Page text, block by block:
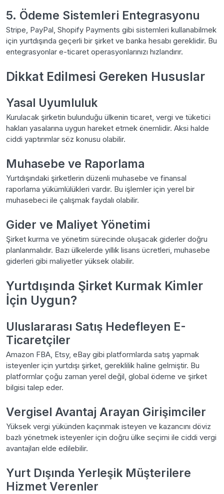
5. Ödeme Sistemleri Entegrasyonu
Stripe, PayPal, Shopify Payments gibi sistemleri kullanabilmek
için yurtdışında geçerli bir şirket ve banka hesabı gereklidir. Bu
entegrasyonlar e-ticaret operasyonlarınızı hızlandırır.
Dikkat Edilmesi Gereken Hususlar
Yasal Uyumluluk
Kurulacak şirketin bulunduğu ülkenin ticaret, vergi ve tüketici
hakları yasalarına uygun hareket etmek önemlidir. Aksi halde
ciddi yaptırımlar söz konusu olabilir.
Muhasebe ve Raporlama
Yurtdışındaki şirketlerin düzenli muhasebe ve finansal
raporlama yükümlülükleri vardır. Bu işlemler için yerel bir
muhasebeci ile çalışmak faydalı olabilir.
Gider ve Maliyet Yönetimi
Şirket kurma ve yönetim sürecinde oluşacak giderler doğru
planlanmalıdır. Bazı ülkelerde yıllık lisans ücretleri, muhasebe
giderleri gibi maliyetler yüksek olabilir.
Yurtdışında Şirket Kurmak Kimler
İçin Uygun?
Uluslararası Satış Hedefleyen E-
Ticaretçiler
Amazon FBA, Etsy, eBay gibi platformlarda satış yapmak
isteyenler için yurtdışı şirket, gereklilik haline gelmiştir. Bu
platformlar çoğu zaman yerel değil, global ödeme ve şirket
bilgisi talep eder.
Vergisel Avantaj Arayan Girişimciler
Yüksek vergi yükünden kaçınmak isteyen ve kazancını döviz
bazlı yönetmek isteyenler için doğru ülke seçimi ile ciddi vergi
avantajları elde edilebilir.
Yurt Dışında Yerleşik Müşterilere
Hizmet Verenler